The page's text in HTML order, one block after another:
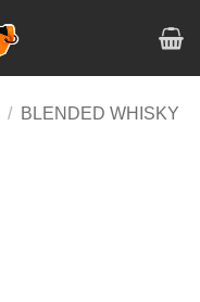
/ BLENDED WHISKY